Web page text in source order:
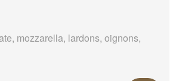
mozzarella, lardons, oignons,